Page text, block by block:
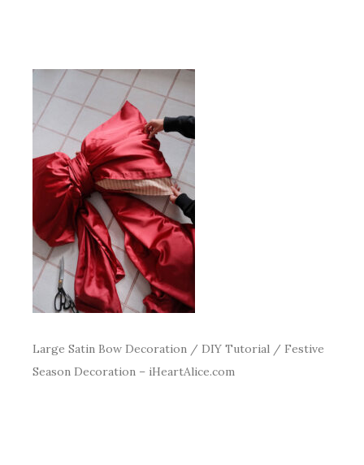
Large Satin Bow Decoration / DIY Tutorial / Festive
Season Decoration – iHeartAlice.com